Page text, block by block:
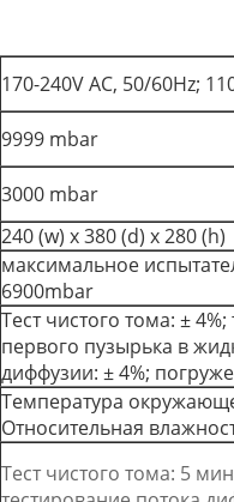
170-240V AC, 50/60Hz;
9999 mbar
3000 mbar
240 (w) x 380 (d) x 280 (h)
максимальное
6900mbar
Тест чистого тома: ±
первого пузырька в
диффузии: ± 4%;
Температура
Относительная
Тест чистого тома: 5